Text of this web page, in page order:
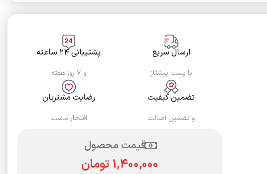
ارسال سریع
با پست پیشتاز
پشتیبانی ۲۴ ساعته
و ۷ روز هفته
تضمین کیفیت
و تضمین اصالت
رضایت مشتریان
افتخار ماست
قیمت محصول
تومان